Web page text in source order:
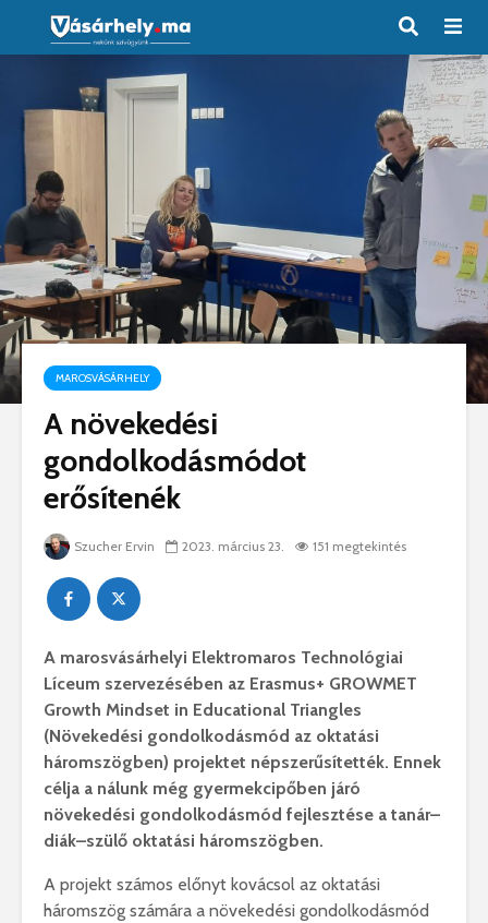
MAROSVÁSÁRHELY
A növekedési
gondolkodásmódot
erősítenék
Szucher Ervin 2023. március 23. 151 megtekintés
A marosvásárhelyi Elektromaros Technológiai
Líceum szervezésében az Erasmus+ GROWMET
Growth Mindset in Educational Triangles
(Növekedési gondolkodásmód az oktatási
háromszögben) projektet népszerűsítették. Ennek
célja a nálunk még gyermekcipőben járó
növekedési gondolkodásmód fejlesztése a tanár–
diák–szülő oktatási háromszögben.
A projekt számos előnyt kovácsol az oktatási
háromszög számára a növekedési gondolkodásmód